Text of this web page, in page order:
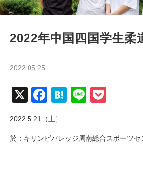
2022年中国四国学生柔
2022.05.25
X Facebook
Hatena
Line
2022.5.21（土）
於：キリンビバレッジ周南総合スポーツセ